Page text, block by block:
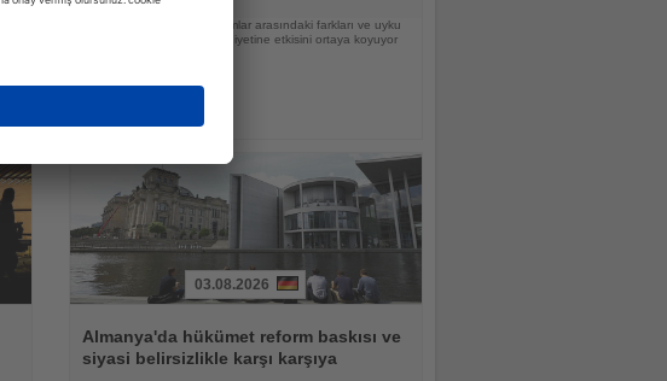
Yeni meta sıralama, platformlar arasındaki farkları ve uyku
konforunun misafir memnuniyetine etkisini ortaya koyuyor
Oku
03.08.2026
Almanya'da hükümet reform baskısı ve
siyasi belirsizlikle karşı karşıya